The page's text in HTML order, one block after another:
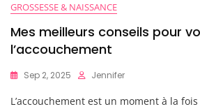
GROSSESSE & NAISSANCE
Mes meilleurs conseils pour
l’accouchement
Sep 2, 2025 Jennifer
L’accouchement est un moment à la